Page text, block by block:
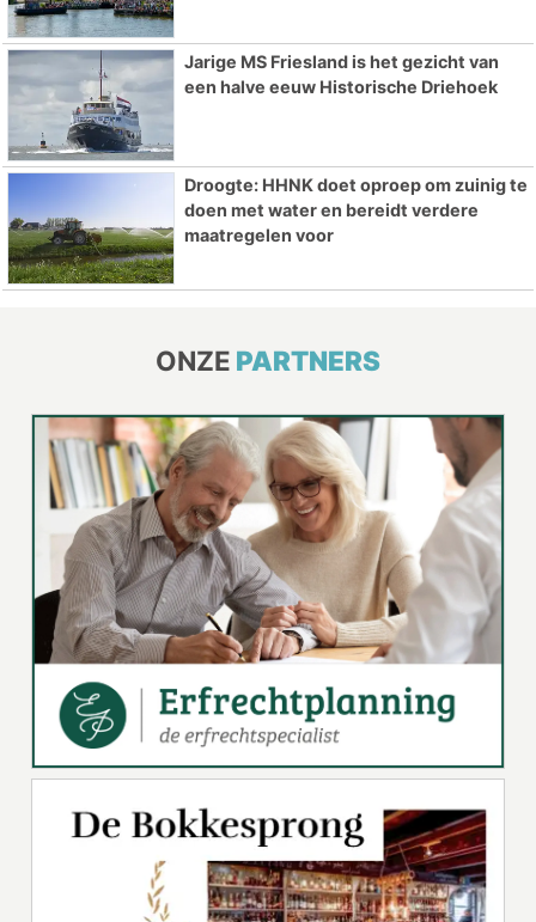
Jarige MS Friesland is het gezicht van
een halve eeuw Historische Driehoek
Droogte: HHNK doet oproep om zuinig te
doen met water en bereidt verdere
maatregelen voor
ONZE PARTNERS